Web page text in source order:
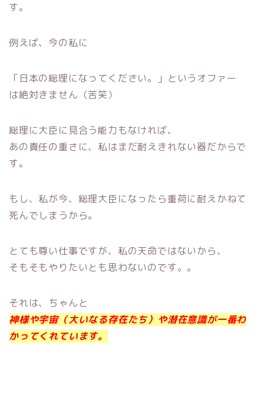
す。
例えば、今の私に
「日本の総理になってください。」というオファー
は絶対きません（苦笑）
総理に大臣に見合う能力もなければ、
あの責任の重さに、私はまだ耐えきれない器だからで
す。
もし、私が今、総理大臣になったら重荷に耐えかねて
死んでしまうから。
とても尊い仕事ですが、私の天命ではないから、
そもそもやりたいとも思わないのです。。
それは、ちゃんと
神様や宇宙（大いなる存在たち）や潜在意識が一番わ
かってくれています。